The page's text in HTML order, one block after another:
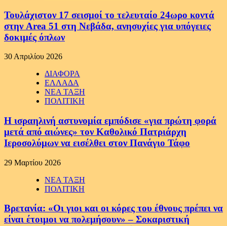
Τουλάχιστον 17 σεισμοί το τελευταίο 24ωρο κοντά
στην Area 51 στη Νεβάδα, ανησυχίες για υπόγειες
δοκιμές όπλων
30 Απριλίου 2026
ΔΙΑΦΟΡΑ
ΕΛΛΑΔΑ
ΝΕΑ ΤΑΞΗ
ΠΟΛΙΤΙΚΗ
Η ισραηλινή αστυνομία εμπόδισε «για πρώτη φορά
μετά από αιώνες» τον Καθολικό Πατριάρχη
Ιεροσολύμων να εισέλθει στον Πανάγιο Τάφο
29 Μαρτίου 2026
ΝΕΑ ΤΑΞΗ
ΠΟΛΙΤΙΚΗ
Βρετανία: «Οι γιοι και οι κόρες του έθνους πρέπει να
είναι έτοιμοι να πολεμήσουν» – Σοκαριστική